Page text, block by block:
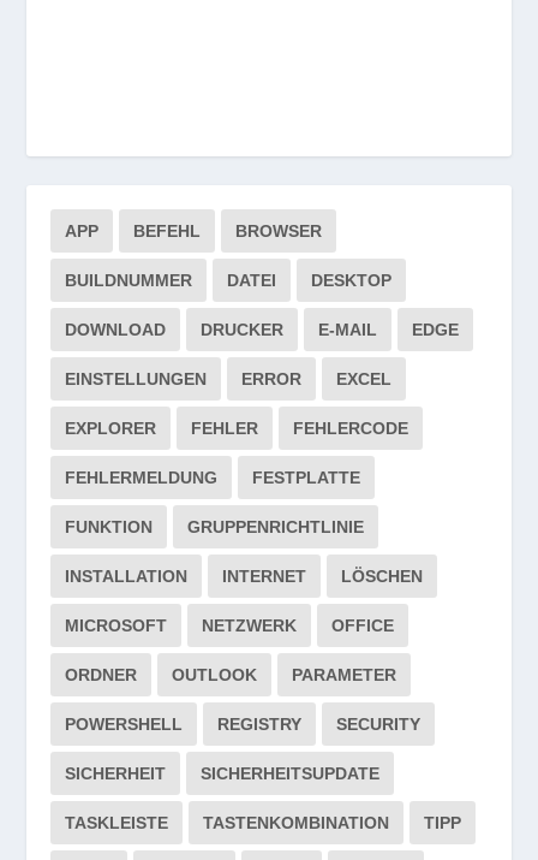
APP BEFEHL BROWSER
BUILDNUMMER DATEI DESKTOP
DOWNLOAD DRUCKER E-MAIL EDGE
EINSTELLUNGEN ERROR EXCEL
EXPLORER FEHLER FEHLERCODE
FEHLERMELDUNG FESTPLATTE
FUNKTION GRUPPENRICHTLINIE
INSTALLATION INTERNET LÖSCHEN
MICROSOFT NETZWERK OFFICE
ORDNER OUTLOOK PARAMETER
POWERSHELL REGISTRY SECURITY
SICHERHEIT SICHERHEITSUPDATE
TASKLEISTE TASTENKOMBINATION TIPP